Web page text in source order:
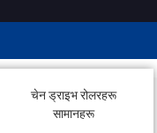
चेन ड्राइभ रोलरहरू
सामानहरू